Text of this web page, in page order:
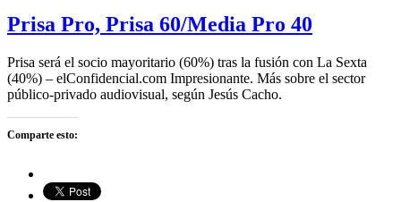
Prisa Pro, Prisa 60/Media Pro 40
Prisa será el socio mayoritario (60%) tras la fusión con La Sexta
(40%) – elConfidencial.com Impresionante. Más sobre el sector
público-privado audiovisual, según Jesús Cacho.
Comparte esto: